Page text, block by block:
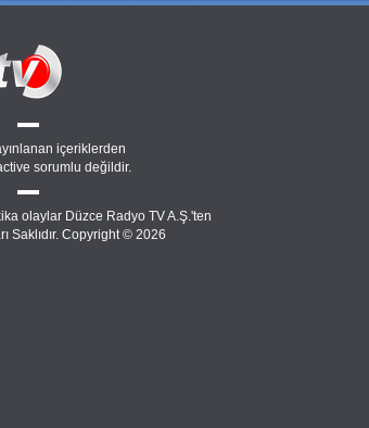
içeriklerden
sorumlu değildir.
olaylar Düzce Radyo TV A.Ş.'ten
Saklıdır. Copyright © 2026